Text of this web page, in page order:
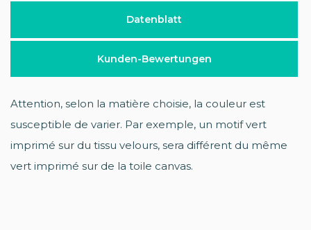
Datenblatt
Kunden-Bewertungen
Attention, selon la matière choisie, la couleur est
susceptible de varier. Par exemple, un motif vert
imprimé sur du tissu velours, sera différent du même
vert imprimé sur de la toile canvas.